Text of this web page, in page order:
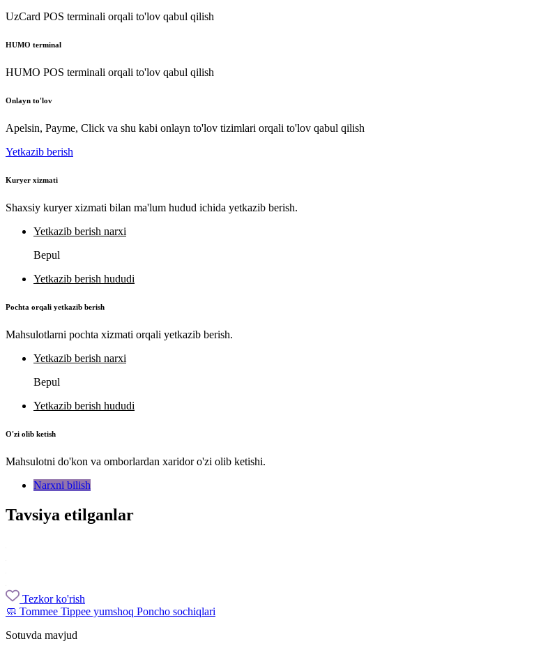
UzCard POS terminali orqali to'lov qabul qilish
HUMO terminal
HUMO POS terminali orqali to'lov qabul qilish
Onlayn to'lov
Apelsin, Payme, Click va shu kabi onlayn to'lov tizimlari orqali to'lov qabul qilish
Yetkazib berish
Kuryer xizmati
Shaxsiy kuryer xizmati bilan ma'lum hudud ichida yetkazib berish.
Yetkazib berish narxi
Bepul
Yetkazib berish hududi
Pochta orqali yetkazib berish
Mahsulotlarni pochta xizmati orqali yetkazib berish.
Yetkazib berish narxi
Bepul
Yetkazib berish hududi
O'zi olib ketish
Mahsulotni do'kon va omborlardan xaridor o'zi olib ketishi.
Narxni bilish
Tavsiya etilganlar
Tezkor ko'rish
🧼 Tommee Tippee yumshoq Poncho sochiqlari
Sotuvda mavjud